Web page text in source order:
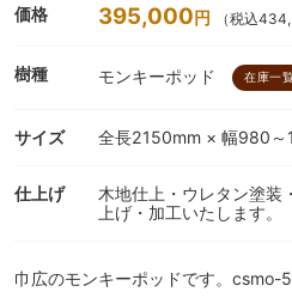
価格 395,000円 （税込
樹種 モンキーポッド 在庫一
サイズ 全長2150mm × 幅980
仕上げ
木地仕上・ウレタン塗装
上げ・加工いたします。
巾広のモンキーポッドです。csmo-